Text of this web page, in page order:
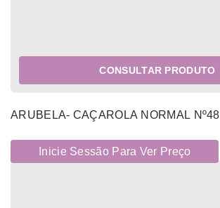
CONSULTAR PRODUTO
ARUBELA- CAÇAROLA NORMAL Nº48
Inicie Sessão Para Ver Preço